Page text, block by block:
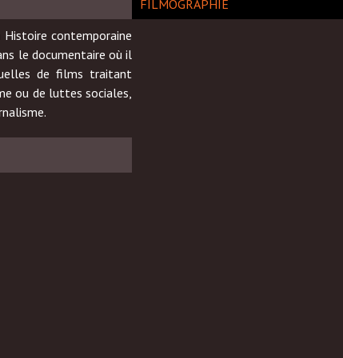
contemporaine
le documentaire où il
de films traitant
ou de luttes sociales,
FILMOGRAPHIE